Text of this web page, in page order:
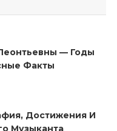
— Годы
Факты
Достижения И
Музыканта